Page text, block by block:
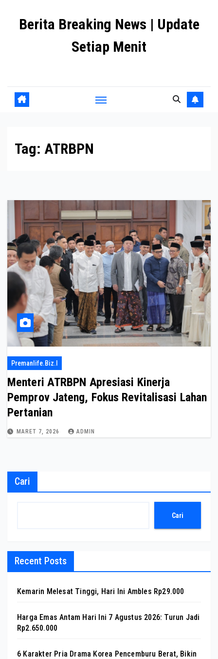
Berita Breaking News | Update
Setiap Menit
Tag: ATRBPN
Premanlife.biz.i
Menteri ATRBPN Apresiasi Kinerja
Pemprov Jateng, Fokus Revitalisasi Lahan
Pertanian
MARET 7, 2026 ADMIN
Cari
Cari
Recent Posts
Kemarin Melesat Tinggi, Hari Ini Ambles Rp29.000
Harga Emas Antam Hari Ini 7 Agustus 2026: Turun Jadi
Rp2.650.000
6 Karakter Pria Drama Korea Pencemburu Berat, Bikin